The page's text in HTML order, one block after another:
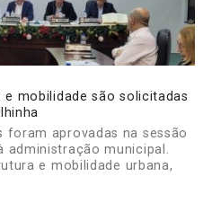
mobilidade são solicitadas
foram aprovadas na sessão
administração municipal.
e mobilidade urbana,